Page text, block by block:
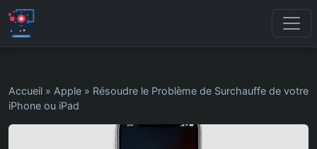
Accueil » Apple » Résoudre le Problème de Surchauffe de votre
iPhone ou iPad